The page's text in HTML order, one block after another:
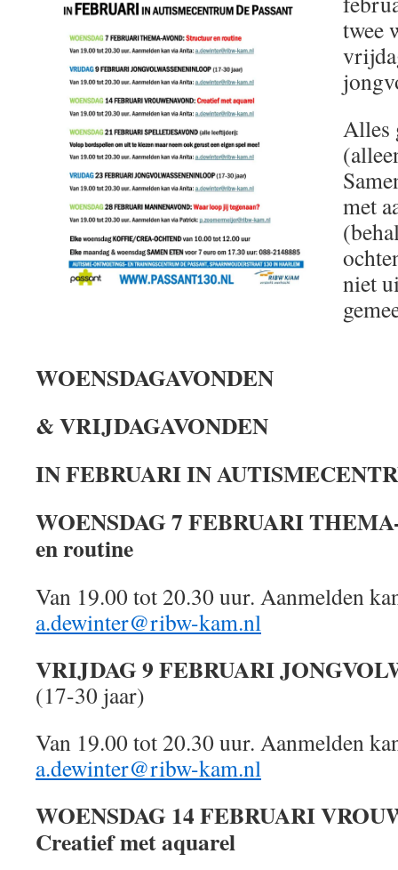
twee
Alles
met
niet
WOENSDAGAVONDEN
& VRIJDAGAVONDEN
INFEBRUARIIN
WOENSDAG7 FEBRUARI
en routine
Van 19.00 tot 20.30 uur. Aanmelden
a.dewinter@ribw-kam.nl
VRIJDAG9 FEBRUARI
(17-30 jaar)
Van 19.00 tot 20.30 uur. Aanmelden
a.dewinter@ribw-kam.nl
WOENSDAG14 FEBRUARI
Creatief met aquarel